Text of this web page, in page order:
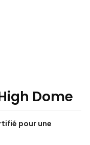
Dome
pour une